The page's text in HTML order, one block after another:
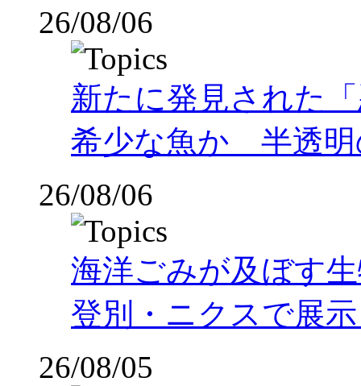
26/08/06
新たに発見された
希少な魚か 半透明
26/08/06
海洋ごみが及ぼす
登別・ニクスで展
26/08/05